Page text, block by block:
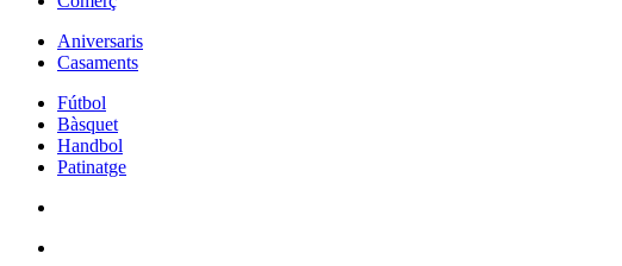
Aniversaris
Casaments
Fútbol
Bàsquet
Handbol
Patinatge